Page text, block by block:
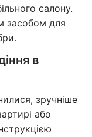
салону.
засобом для
в
зручніше
або